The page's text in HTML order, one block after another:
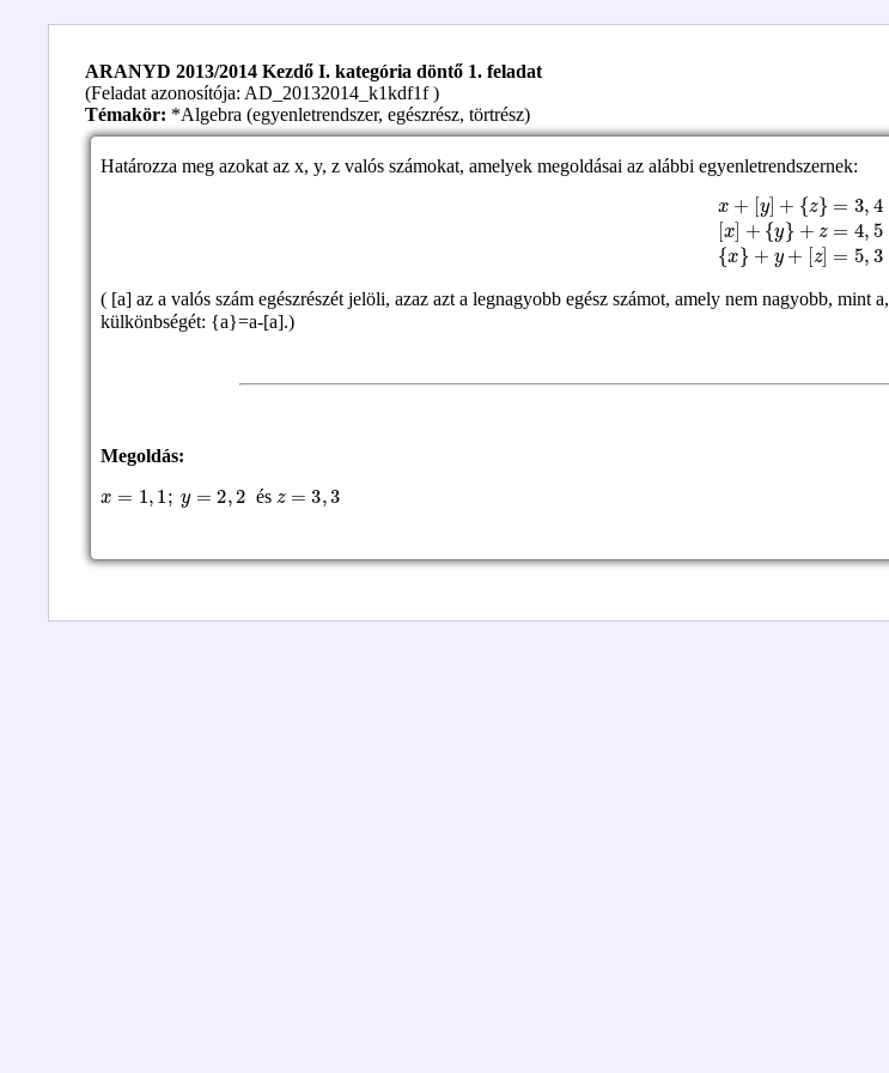
ARANYD 2013/2014 Kezdő I. kategória döntő 1. feladat
(Feladat azonosítója: AD_20132014_k1kdf1f )
Témakör: *Algebra (egyenletrendszer, egészrész, törtrész)
Határozza meg azokat az x, y, z valós számokat, amelyek megoldásai az alábbi egyenletrendszernek:
x +[ y]+ {z }= 3 x] +
{ y }+z =4 5 {x y+
[ ] =5 ,3
( [a] az a valós szám egészrészét jelöli, azaz azt a legnagyobb egész számot, amely nem nagyobb, mint a,
külkönbségét: {a}=a-[a].)
Megoldás:
1 y és ,3